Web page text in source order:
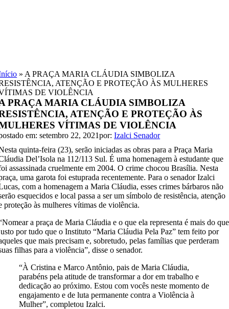
» A PRAÇA MARIA CLÁUDIA SIMBOLIZA
ATENÇÃO E PROTEÇÃO ÀS MULHERES
DE VIOLÊNCIA
PRAÇA MARIA CLÁUDIA SIMBOLIZA
ATENÇÃO E PROTEÇÃO ÀS
VÍTIMAS DE VIOLÊNCIA
em: setembro 22, 2021por:Izalci Senador
quinta-feira (23), serão iniciadas as obras para a Praça Maria
Del’Isola na 112/113 Sul. É uma homenagem à estudante que
assassinada cruelmente em 2004. O crime chocou Brasília. Nesta
uma garota foi estuprada recentemente. Para o senador Izalci
com a homenagem a Maria Cláudia, esses crimes bárbaros não
esquecidos e local passa a ser um símbolo de resistência, atenção
proteção às mulheres vítimas de violência.
a praça de Maria Cláudia e o que ela representa é mais do que
por tudo que o Instituto “Maria Cláudia Pela Paz” tem feito por
que mais precisam e, sobretudo, pelas famílias que perderam
filhas para a violência”, disse o senador.
“À Cristina e Marco Antônio, pais de Maria Cláudia,
parabéns pela atitude de transformar a dor em trabalho e
dedicação ao próximo. Estou com vocês neste momento de
engajamento e de luta permanente contra a Violência à
Mulher”, completou Izalci.